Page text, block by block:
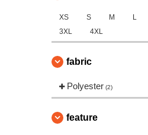
XS S M L
3XL
4XL
fabric
Polyester (2)
feature